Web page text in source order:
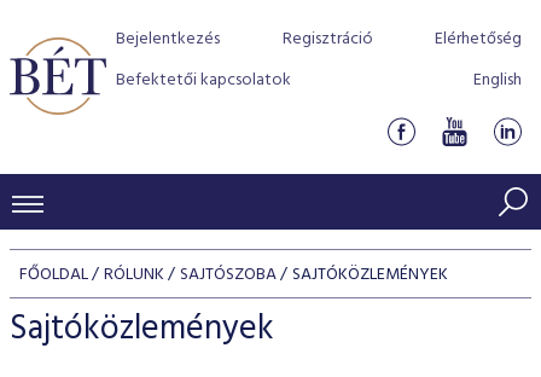
Bejelentkezés Regisztráció
Elérhetőség
Befektetői kapcsolatok
English
KERESKEDÉSI ADATOK
INDEXEK
BEFEKTETŐK
FŐOLDAL RÓLUNK SAJTÓSZOBA SAJTÓKÖZLEMÉNYEK
Sajtóközlemények